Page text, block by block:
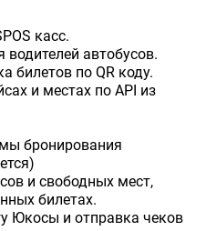
касс.
автобусов.
билетов по QR коду.
и местах по API из
бронирования
и свободных мест,
билетах.
Юкосы и отправка чеков